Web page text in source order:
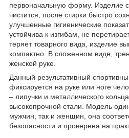
первоначальную форму. Изделие
чистится, после стирки быстро
улучшенные гигиенические
устойчива к изгибам, не
теряет товарного вида, изделие
компактно. В сложенном виде,
женской руке.
Данный результативный
фиксируется на руке или ноге
– липучки и металлического
высокопрочной стали. Модель
мужчин, так и женщин, она
безопасности и проверена на